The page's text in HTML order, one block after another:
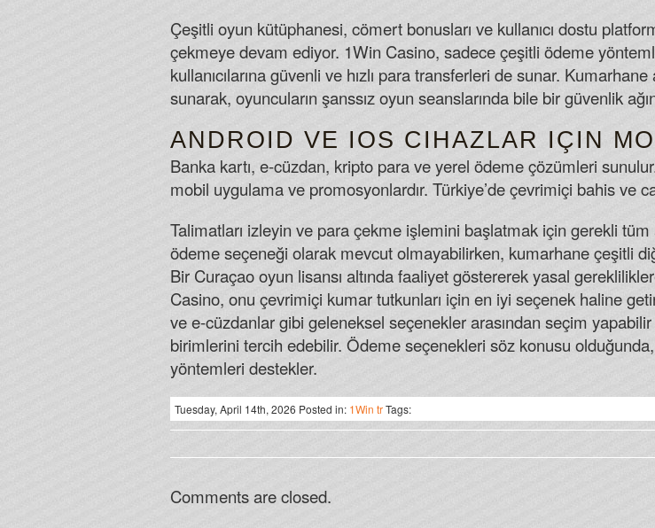
Çeşitli oyun kütüphanesi, cömert bonusları ve kullanıcı dostu
çekmeye devam ediyor. 1Win Casino, sadece çeşitli ödeme
kullanıcılarına güvenli ve hızlı para transferleri de sunar.
sunarak, oyuncuların şanssız oyun seanslarında bile bir güvenlik
ANDROID VE IOS CIHAZLAR IÇIN
Banka kartı, e-cüzdan, kripto para ve yerel ödeme çözümleri
mobil uygulama ve promosyonlardır. Türkiye’de çevrimiçi bahis ve
Talimatları izleyin ve para çekme işlemini başlatmak için gerekli tüm
ödeme seçeneği olarak mevcut olmayabilirken, kumarhane çeşitli
Bir Curaçao oyun lisansı altında faaliyet göstererek yasal
Casino, onu çevrimiçi kumar tutkunları için en iyi seçenek haline
ve e-cüzdanlar gibi geleneksel seçenekler arasından seçim
birimlerini tercih edebilir. Ödeme seçenekleri söz konusu
yöntemleri destekler.
Tuesday, April 14th, 2026 Posted in: 1Win trTags:
Comments are closed.